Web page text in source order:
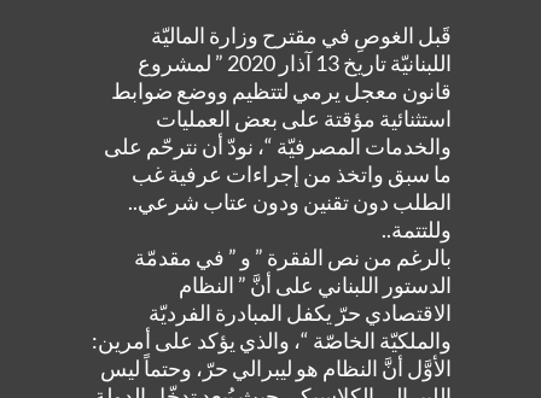
قَبل الغوصِ في مقترح وزارة الماليّة
اللبنانيّة تاريخ 13 آذار 2020 ” لمشروع
قانون معجل يرمي لتتظيم ووضع ضوابط
استثنائية مؤقتة على بعض العمليات
والخدمات المصرفيّة “، نودّ أن نترحّم على
ما سبق واتخذ من إجراءات عرفية غب
الطلب دون تقنين ودون عتاب شرعي..
وللتتمة..
بالرغم من نص الفقرة ” و ” في مقدمّة
الدستور اللبناني على أنَّ ” النظام
الاقتصادي حرّ يكفل المبادرة الفرديّة
والملكيّة الخاصّة “، والذي يؤكد على أمرين:
الأوَّل أنَّ النظام هو ليبرالي حرّ، وحتماً ليس